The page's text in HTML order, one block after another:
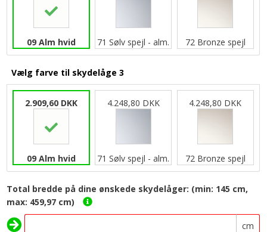
09 Alm hvid 71 Sølv spejl - alm. 72 Bronze spejl
Vælg farve til skydelåge 3
2.909,60 DKK
09 Alm hvid
4.248,80 DKK
71 Sølv spejl - alm.
4.248,80 DKK
72 Bronze spejl
Total bredde på dine ønskede skydelåger: (min: 145 cm,
max: 459,97 cm)
cm